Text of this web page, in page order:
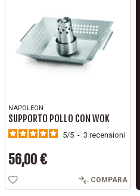
NAPOLEON
SUPPORTO POLLO CON WOK
5/5 - 3 recensioni
Prezzo
56,00 €
COMPARA